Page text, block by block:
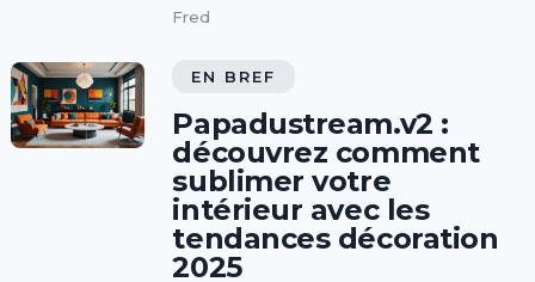
Fred
EN BREF
Papadustream.v2 :
découvrez comment
sublimer votre
intérieur avec les
tendances décoration
2025